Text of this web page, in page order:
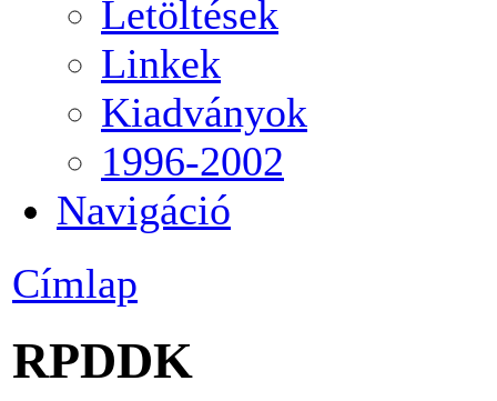
Letöltések
Linkek
Kiadványok
1996-2002
Navigáció
Címlap
RPDDK